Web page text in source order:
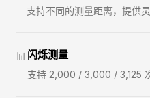
支持不同的测量距离，提供
📊闪烁测量
支持 2,000 / 3,000 / 3,125